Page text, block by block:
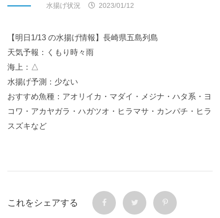
水揚げ状況 2023/01/12
【明日1/13 の水揚げ情報】長崎県五島列島
天気予報：くもり時々雨
海上：△
水揚げ予測：少ない
おすすめ魚種：アオリイカ・マダイ・メジナ・ハタ系・ヨ
コワ・アカヤガラ・ハガツオ・ヒラマサ・カンパチ・ヒラ
スズキなど
これをシェアする